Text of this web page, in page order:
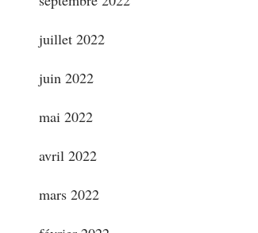
juillet 2022
juin 2022
mai 2022
avril 2022
mars 2022